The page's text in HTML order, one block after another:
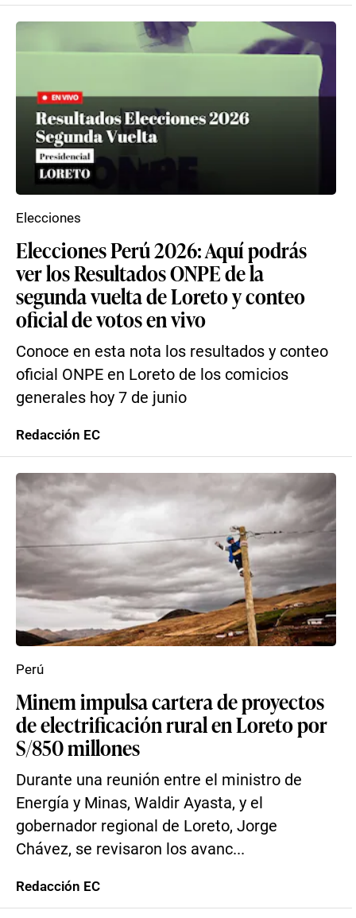
Elecciones Perú 2026: Aquí podrás
ver los Resultados ONPE de la
segunda vuelta de Loreto y conteo
oficial de votos en vivo
Conoce en esta nota los resultados y conteo
oficial ONPE en Loreto de los comicios
generales hoy 7 de junio
Elecciones
Redacción EC
Minem impulsa cartera de proyectos
de electrificación rural en Loreto por
S/850 millones
Durante una reunión entre el ministro de
Energía y Minas, Waldir Ayasta, y el
gobernador regional de Loreto, Jorge
Chávez, se revisaron los avanc...
Perú
Redacción EC